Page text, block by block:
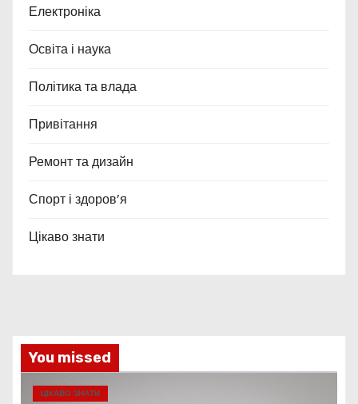
Електроніка
Освіта і наука
Політика та влада
Привітання
Ремонт та дизайн
Спорт і здоров’я
Цікаво знати
You missed
ЦІКАВО ЗНАТИ